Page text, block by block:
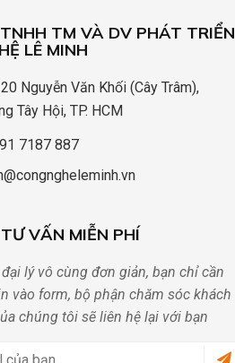
TM VÀ DV PHÁT TRIỂN
LÊ MINH
Nguyễn Văn Khối (Cây Trâm),
Tây Hội, TP. HCM
7187 887
VẤN MIỄN PHÍ
lý vô cùng đơn giản, bạn chỉ cần
vào form, bộ phận chăm sóc khách
chúng tôi sẽ liên hệ lại với bạn